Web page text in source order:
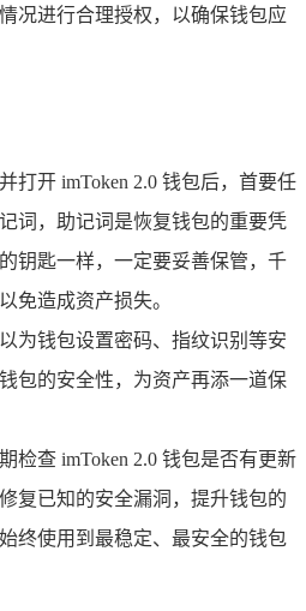
况进行合理授权，以确保钱包应
打开 imToken 2.0 钱包后，首要任
词，助记词是恢复钱包的重要凭
钥匙一样，一定要妥善保管，千
免造成资产损失。
为钱包设置密码、指纹识别等安
包的安全性，为资产再添一道保
检查 imToken 2.0 钱包是否有更新
复已知的安全漏洞，提升钱包的
终使用到最稳定、最安全的钱包